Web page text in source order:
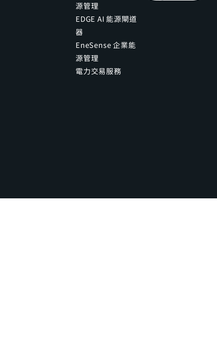
源管理
EDGE AI 能源閘道
器
EneSense 企業能
源管理
電力交易服務